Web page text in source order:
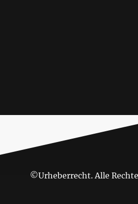
©Urheberrecht. Alle